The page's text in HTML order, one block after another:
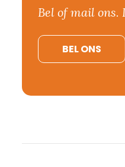
Bel of mail ons.
BEL ONS